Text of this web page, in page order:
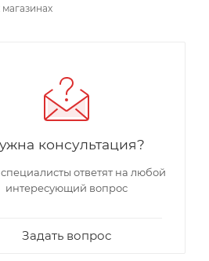
консультация?
ответят на любой
интересующий вопрос
Задать вопрос